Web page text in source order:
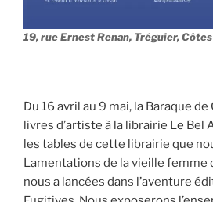
19, rue Ernest Renan, Tréguier, Côtes
Du 16 avril au 9 mai, la Baraque
livres d’artiste à la librairie Le Bel
les tables de cette librairie que
Lamentations de la vieille femme
nous a lancées dans l’aventure